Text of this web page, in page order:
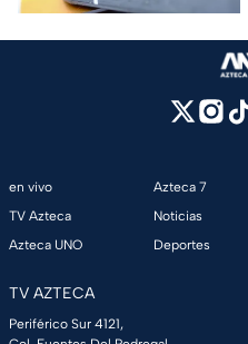
en vivo
TV Azteca
Azteca UNO
Azteca 7
Noticias
Deportes
TV AZTECA
Periférico Sur 4121,